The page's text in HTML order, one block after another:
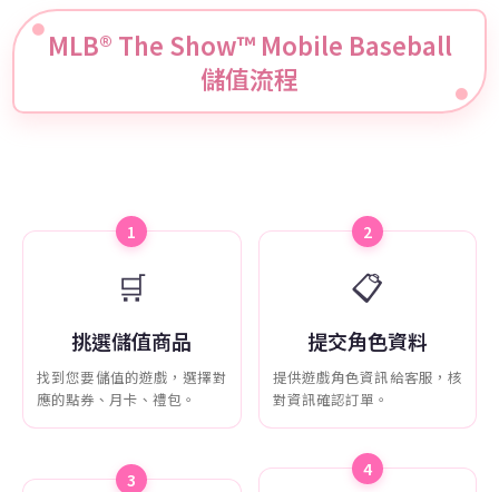
MLB® The Show™ Mobile Baseball
儲值流程
1
🛒
挑選儲值商品
找到您要儲值的遊戲，選擇對
應的點券、月卡、禮包。
2
📋
提交角色資料
提供遊戲角色資訊給客服，核
對資訊確認訂單。
3 4